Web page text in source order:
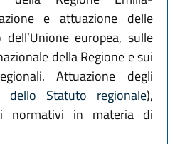
e attuazione delle
europea, sulle
della Regione e sui
Attuazione degli
dello Statuto regionale),
normativi in materia di